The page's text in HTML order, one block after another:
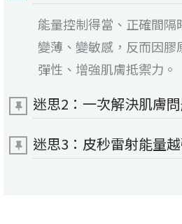
能量控制得當、正確間
變薄、變敏感，反而因
彈性、增強肌膚抵禦力。
迷思2：一次解決肌膚
迷思3：皮秒雷射能量